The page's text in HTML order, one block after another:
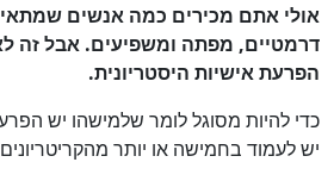
אולי אתם מכירים כמה אנשים
דרמטיים, מפתה ומשפיעים. אבל זה
הפרעת אישיות היסטריונית.
כדי להיות מסוגל לומר שלמישהו יש
יש לעמוד בחמישה או יותר